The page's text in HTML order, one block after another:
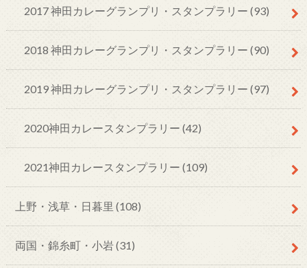
2017 神田カレーグランプリ・スタンプラリー (93)
2018 神田カレーグランプリ・スタンプラリー (90)
2019 神田カレーグランプリ・スタンプラリー (97)
2020神田カレースタンプラリー (42)
2021神田カレースタンプラリー (109)
上野・浅草・日暮里 (108)
両国・錦糸町・小岩(31)